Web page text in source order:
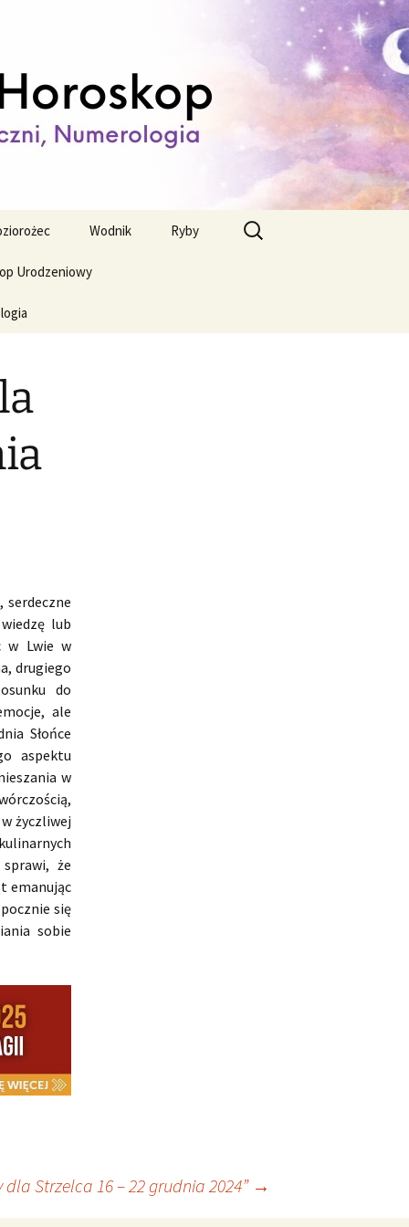
Wodnik Ryby
Urodzeniowy
Szukaj:
serdeczne
lub
w Lwie w
drugiego
do
ale
Słońce
aspektu
w
życzliwej
że
emanując
się
sobie
Strzelca 16 – 22 grudnia 2024” →